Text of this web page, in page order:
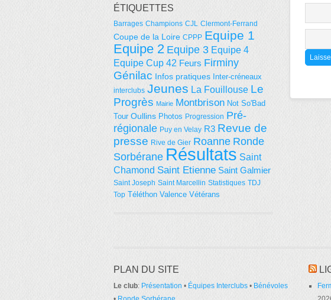
ÉTIQUETTES
Barrages Champions CJL Clermont-Ferrand
Coupe de la Loire CPPP Equipe 1
Equipe 2 Equipe 3 Equipe 4
Equipe Cup 42 Feurs Firminy
Génilac Infos pratiques Inter-créneaux
interclubs Jeunes La Fouillouse Le
Progrès Mairie Montbrison Not So'Bad
Tour Oullins Photos Progression Pré-
régionale Puy en Velay R3 Revue de
presse Rive de Gier Roanne Ronde
Sorbérane Résultats Saint
Chamond Saint Etienne Saint Galmier
Saint Joseph Saint Marcellin Statistiques TDJ
Top Téléthon Valence Vétérans
PLAN DU SITE
Le club: Présentation • Équipes Interclubs • Bénévoles